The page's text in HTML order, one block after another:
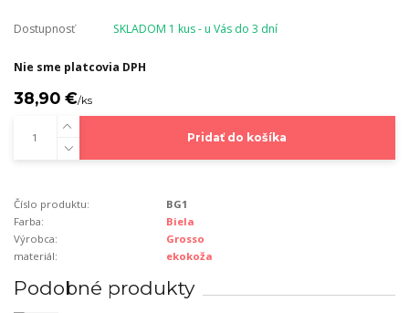
Dostupnosť SKLADOM 1 kus - u Vás do 3 dní
Nie sme platcovia DPH
38,90 €/ks
Pridať do košíka
Číslo produktu:
BG1
Farba:
Biela
Výrobca:
Grosso
materiál:
ekokoža
Podobné produkty